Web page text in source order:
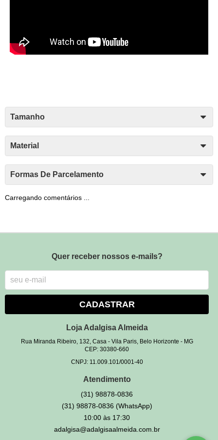
Tamanho
Material
Formas De Parcelamento
Carregando comentários ...
Quer receber nossos e-mails?
CADASTRAR
Loja Adalgisa Almeida
Rua Miranda Ribeiro, 132, Casa- Vila Paris, Belo Horizonte - MG
CEP: 30380-660
CNPJ: 11.009.101/0001-40
Atendimento
(31) 98878-0836
(31) 98878-0836 (WhatsApp)
10:00 às 17:30
adalgisa@adalgisaalmeida.com.br